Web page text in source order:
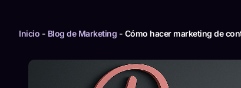
Inicio - Blog de Marketing - Cómo hacer marketing de